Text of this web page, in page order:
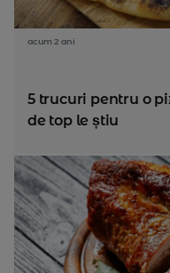
acum 2 ani
5 trucuri pentru o
de top le știu